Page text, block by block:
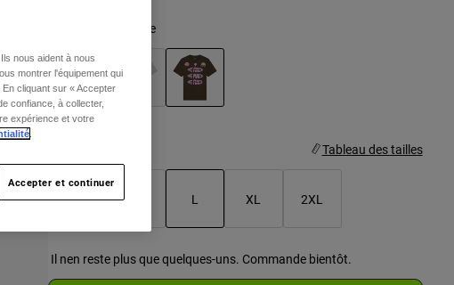
Vert militaire
Tableau des tailles
S L XL 2XL
Il nen reste plus que quelques-uns. Commande bientôt.
nous aident à nous
montrer l'équipement qui
cliquant sur « Accepter
confiance, à collecter,
expérience et votre
Accepter et continuer